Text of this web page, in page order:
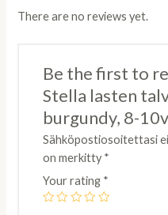
There are no reviews yet.
Be the first to
Stella lasten
burgundy, 8-
Sähköpostiosoitettasi
on merkitty*
Your rating *